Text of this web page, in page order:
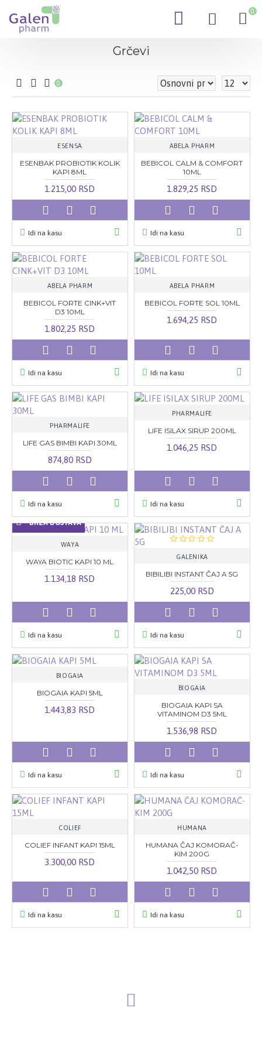
0
Grčevi
0
ESENSA
ESENBAK PROBIOTIK KOLIK
KAPI 8ML
1.215,00 RSD
Idi na kasu
ABELA PHARM
BEBICOL CALM & COMFORT
10ML
1.829,25 RSD
Idi na kasu
ABELA PHARM
BEBICOL FORTE CINK+VIT
D3 10ML
1.802,25 RSD
Idi na kasu
ABELA PHARM
BEBICOL FORTE SOL 10ML
1.694,25 RSD
Idi na kasu
PHARMALIFE
LIFE GAS BIMBI KAPI 30ML
874,80 RSD
Idi na kasu
PHARMALIFE
LIFE ISILAX SIRUP 200ML
1.046,25 RSD
Idi na kasu
BRZA DOSTAVA
WAYA
WAYA BIOTIC KAPI 10 ML
1.134,18 RSD
Idi na kasu
GALENIKA
BIBILIBI INSTANT ČAJ A 5G
225,00 RSD
Idi na kasu
BIOGAIA
BIOGAIA KAPI 5ML
1.443,83 RSD
Idi na kasu
BIOGAIA
BIOGAIA KAPI SA
VITAMINOM D3 5ML
1.536,98 RSD
Idi na kasu
COLIEF
COLIEF INFANT KAPI 15ML
3.300,00 RSD
Idi na kasu
HUMANA
HUMANA ČAJ KOMORAČ-
KIM 200G
1.042,50 RSD
Idi na kasu